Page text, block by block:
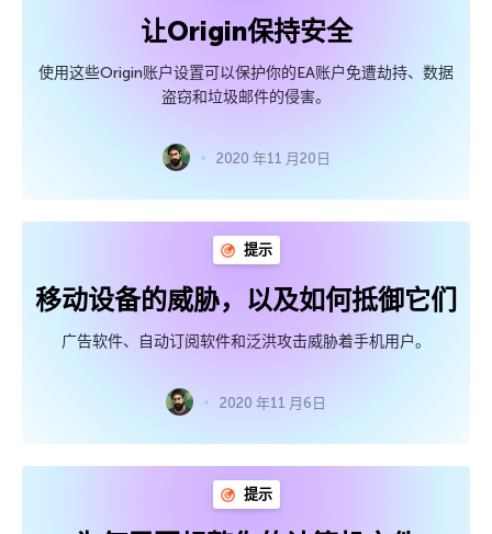
让Origin保持安全
使用这些Origin账户设置可以保护你的EA账户免遭劫持、数据
盗窃和垃圾邮件的侵害。
2020 年11 月20日
提示
移动设备的威胁，以及如何抵御它们
广告软件、自动订阅软件和泛洪攻击威胁着手机用户。
2020 年11 月6日
提示